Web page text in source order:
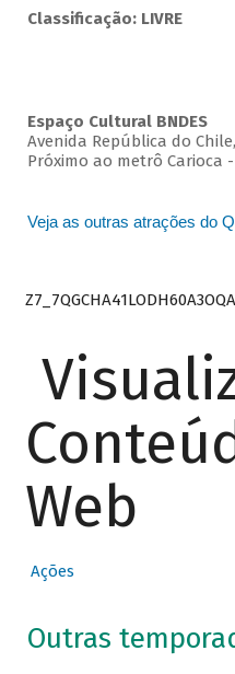
Classificação: LIVRE
Espaço Cultural BNDES
Avenida República do
Próximo ao metrô Carioca -
Veja as outras atrações do
Web
Ações
Outras